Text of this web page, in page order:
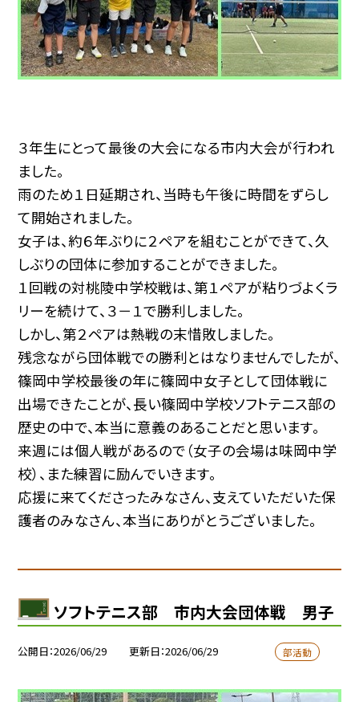
３年生にとって最後の大会になる市内大会が行われ
ました。
雨のため１日延期され、当時も午後に時間をずらし
て開始されました。
女子は、約６年ぶりに２ペアを組むことができて、久
しぶりの団体に参加することができました。
１回戦の対桃陵中学校戦は、第１ペアが粘りづよくラ
リーを続けて、３－１で勝利しました。
しかし、第２ペアは熱戦の末惜敗しました。
残念ながら団体戦での勝利とはなりませんでしたが、
篠岡中学校最後の年に篠岡中女子として団体戦に
出場できたことが、長い篠岡中学校ソフトテニス部の
歴史の中で、本当に意義のあることだと思います。
来週には個人戦があるので（女子の会場は味岡中学
校）、また練習に励んでいきます。
応援に来てくださったみなさん、支えていただいた保
護者のみなさん、本当にありがとうございました。
ソフトテニス部 市内大会団体戦 男子
公開日 2026/06/29 更新日 2026/06/29 部活動